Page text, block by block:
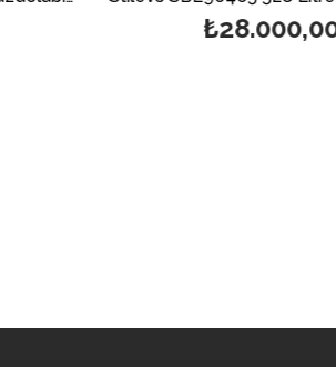
₺28.000,00